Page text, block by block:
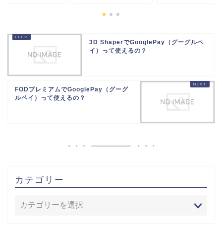
3D ShaperでGooglePay（グーグルペ
イ）って使えるの？
FODプレミアムでGooglePay（グーグ
ルペイ）って使えるの？
カテゴリー